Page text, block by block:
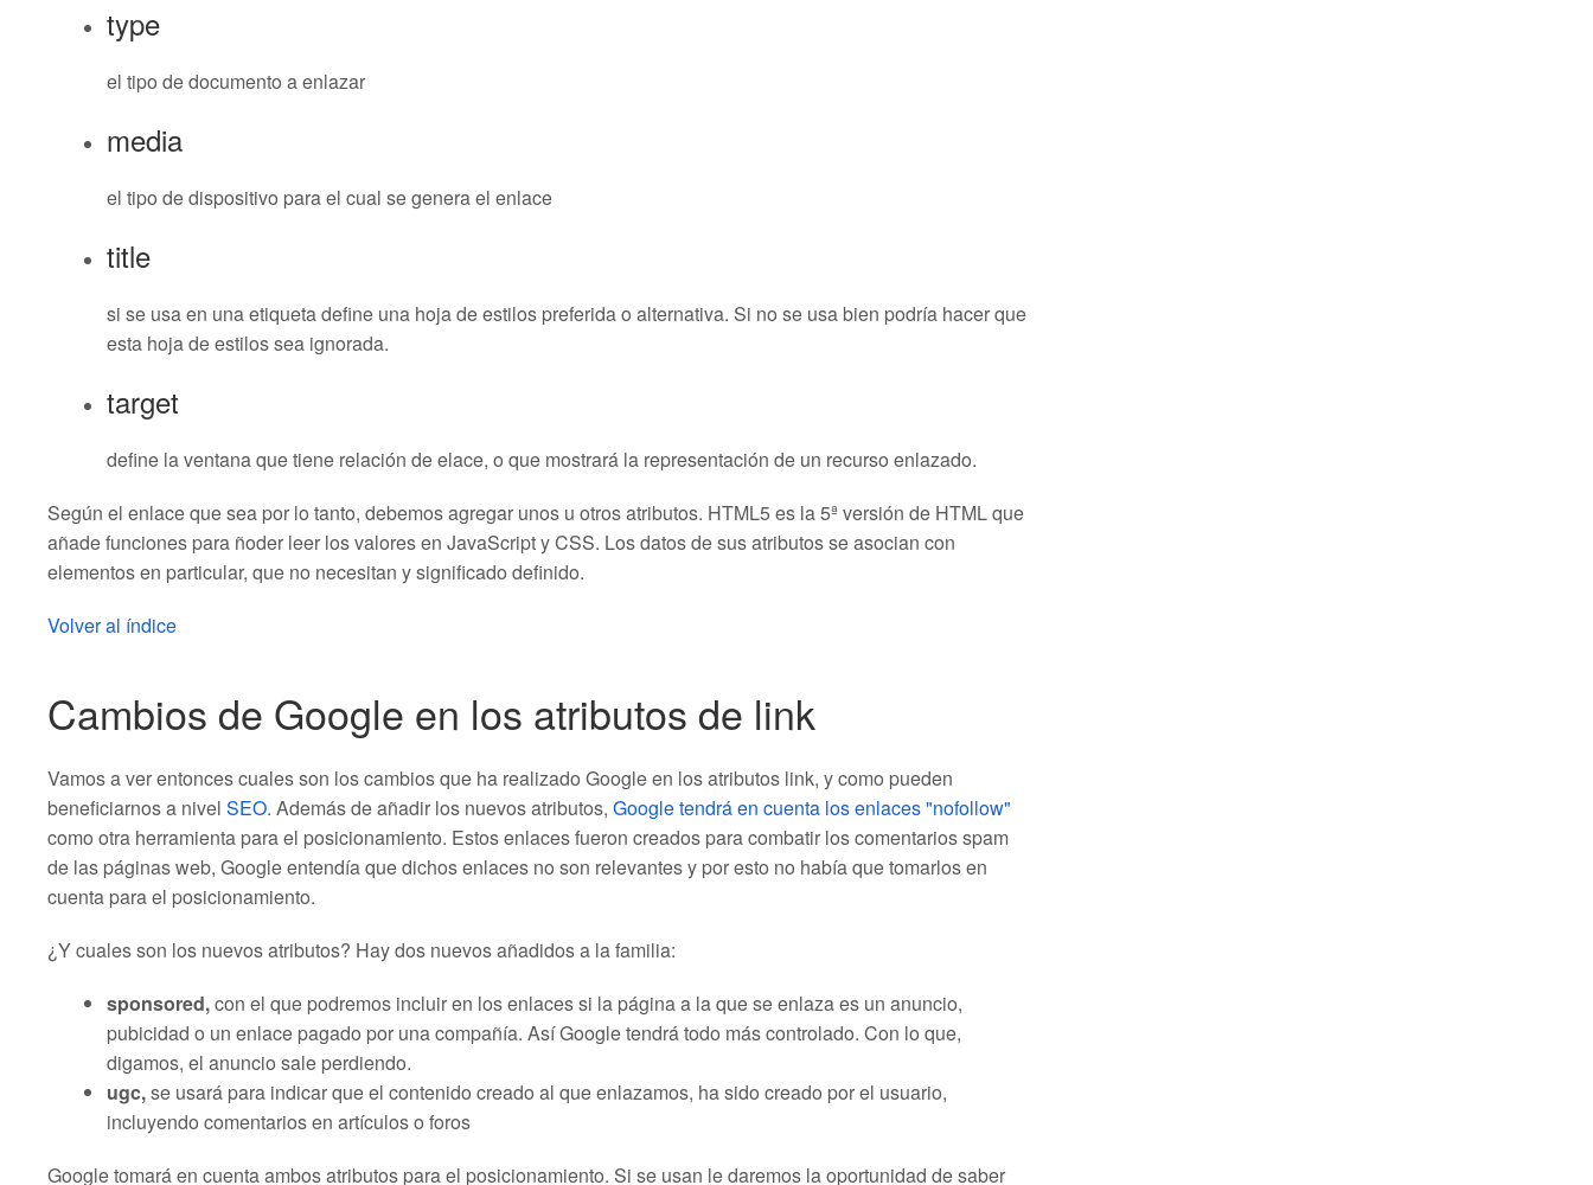
type
el tipo de documento a enlazar
media
el tipo de dispositivo para el cual se genera el enlace
title
si se usa en una etiqueta define una hoja de estilos preferida o alternativa. Si no se usa bien podría hacer que
esta hoja de estilos sea ignorada.
target
define la ventana que tiene relación de elace, o que mostrará la representación de un recurso enlazado.
Según el enlace que sea por lo tanto, debemos agregar unos u otros atributos. HTML5 es la 5ª versión de HTML que
añade funciones para ñoder leer los valores en JavaScript y CSS. Los datos de sus atributos se asocian con
elementos en particular, que no necesitan y significado definido.
Volver al índice
Cambios de Google en los atributos de link
Vamos a ver entonces cuales son los cambios que ha realizado Google en los atributos link, y como pueden
beneficiarnos a nivel SEO. Además de añadir los nuevos atributos, Google tendrá en cuenta los enlaces "nofollow"
como otra herramienta para el posicionamiento. Estos enlaces fueron creados para combatir los comentarios spam
de las páginas web, Google entendía que dichos enlaces no son relevantes y por esto no había que tomarlos en
cuenta para el posicionamiento.
¿Y cuales son los nuevos atributos? Hay dos nuevos añadidos a la familia:
sponsored,con el que podremos incluir en los enlaces si la página a la que se enlaza es un anuncio,
pubicidad o un enlace pagado por una compañía. Así Google tendrá todo más controlado. Con lo que,
digamos, el anuncio sale perdiendo.
ugc,se usará para indicar que el contenido creado al que enlazamos, ha sido creado por el usuario,
incluyendo comentarios en artículos o foros
Google tomará en cuenta ambos atributos para el posicionamiento. Si se usan le daremos la oportunidad de saber